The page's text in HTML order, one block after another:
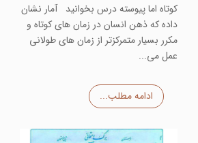
کوتاه اما پیوسته درس بخوانید آمار نشان
داده که ذهن انسان در زمان های کوتاه و
مکرر بسیار متمرکزتر از زمان های طولانی
عمل می...
ادامه مطلب...